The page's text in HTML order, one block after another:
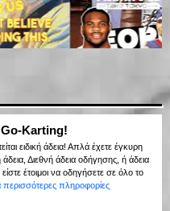
Karting!
ειδική άδεια! Απλά έχετε έγκυρη
Διεθνή άδεια οδήγησης, ή άδεια
έτοιμοι να οδηγήσετε σε όλο το
περισσότερες πληροφορίες